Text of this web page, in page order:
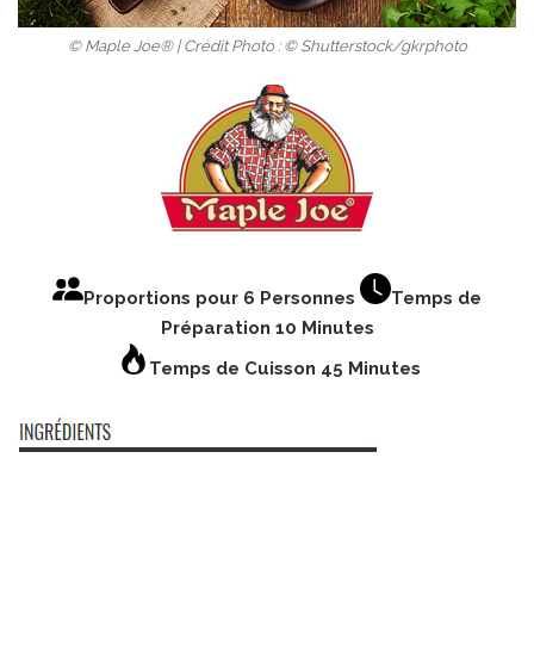
© Maple Joe® | Crédit Photo : © Shutterstock/gkrphoto
Proportions pour 6 Personnes
Temps de
Préparation 10 Minutes
Temps de Cuisson 45 Minutes